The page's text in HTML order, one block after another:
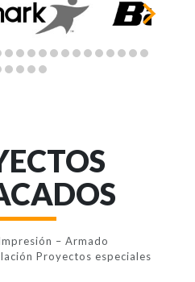
– Armado
Proyectos especiales